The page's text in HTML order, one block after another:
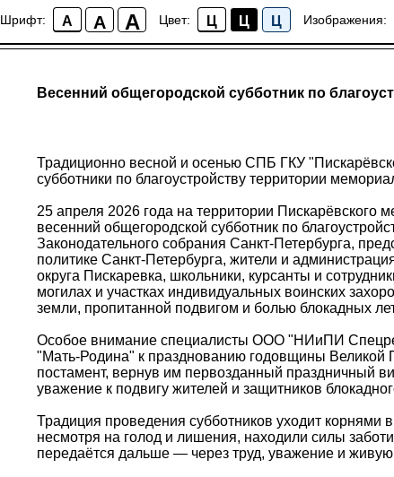
Шрифт: A A A Цвет: Ц Ц Ц Изображения:
Весенний общегородской субботник по
Традиционно весной и осенью СПБ ГКУ
субботники по благоустройству территории
25 апреля 2026 года на территории Пискарёвского
весенний общегородской субботник по
Законодательного собрания Санкт-Петербурга,
политике Санкт-Петербурга, жители и
округа Пискаревка, школьники, курсанты и
могилах и участках индивидуальных воинских
земли, пропитанной подвигом и болью блокадных
Особое внимание специалисты ООО "НИиПИ
"Мать‑Родина" к празднованию годовщины
постамент, вернув им первозданный праздничный
уважение к подвигу жителей и защитников
Традиция проведения субботников уходит корнями
несмотря на голод и лишения, находили силы
передаётся дальше — через труд, уважение и живую